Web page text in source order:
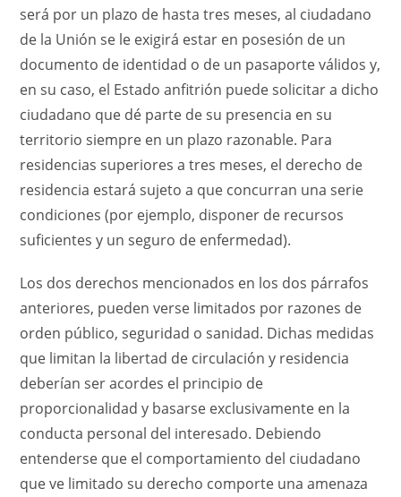
será por un plazo de hasta tres meses, al ciudadano
de la Unión se le exigirá estar en posesión de un
documento de identidad o de un pasaporte válidos y,
en su caso, el Estado anfitrión puede solicitar a dicho
ciudadano que dé parte de su presencia en su
territorio siempre en un plazo razonable. Para
residencias superiores a tres meses, el derecho de
residencia estará sujeto a que concurran una serie
condiciones (por ejemplo, disponer de recursos
suficientes y un seguro de enfermedad).
Los dos derechos mencionados en los dos párrafos
anteriores, pueden verse limitados por razones de
orden público, seguridad o sanidad. Dichas medidas
que limitan la libertad de circulación y residencia
deberían ser acordes el principio de
proporcionalidad y basarse exclusivamente en la
conducta personal del interesado. Debiendo
entenderse que el comportamiento del ciudadano
que ve limitado su derecho comporte una amenaza